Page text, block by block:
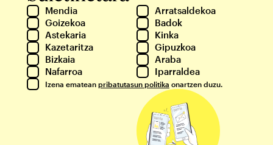
Mendia
Arratsaldekoa
Goizekoa
Badok
Astekaria
Kinka
Kazetaritza
Gipuzkoa
Bizkaia
Araba
Nafarroa
Iparraldea
Izena ematean pribatutasun politika onartzen duzu.